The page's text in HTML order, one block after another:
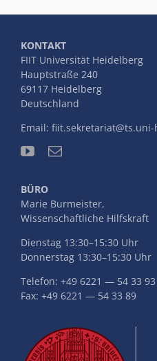
KONTAKT
FIIT Universität Heidelberg
Hauptstraße 240
69117 Heidelberg
Deutschland
Email:
BÜRO
Marie Burmeister,
Wissenschaftliche Hilfskraft
Dienstag 13:30–15:30 Uhr
Donnerstag 13:30–15:30 Uhr
Telefon: +49 6221 — 54 33 93
Fax: +49 6221 — 54 33 89